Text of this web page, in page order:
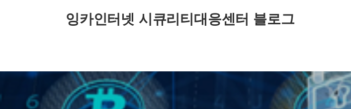
잉카인터넷 시큐리티대응센터 블로그